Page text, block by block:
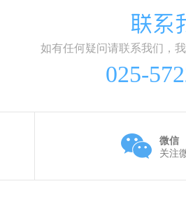
联系
如有任何疑问请联系我们，
025-
微信
关注